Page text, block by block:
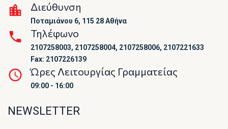
Διεύθυνση
Ποταμιάνου 6, 115 28 Αθήνα
Τηλέφωνο
2107258003, 2107258004, 2107258006, 2107221633
Fax: 2107226139
Ώρες Λειτουργίας Γραμματείας
09:00 - 16:00
NEWSLETTER